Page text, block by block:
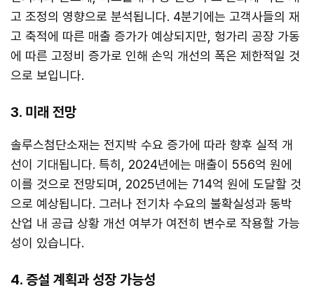
고 조정의 영향으로 분석됩니다. 4분기에는 고객사들의 재
고 축적에 따른 매출 증가가 예상되지만, 헝가리 공장 가동
에 따른 고정비 증가로 인해 손익 개선의 폭은 제한적일 것
으로 보입니다.
3. 미래 전망
솔루스첨단소재는 전지박 수요 증가에 따라 향후 실적 개
선이 기대됩니다. 특히, 2024년에는 매출이 556억 원에
이를 것으로 전망되며, 2025년에는 714억 원에 도달할 것
으로 예상됩니다. 그러나 전기차 수요의 불확실성과 동박
산업 내 공급 상황 개선 여부가 여전히 변수로 작용할 가능
성이 있습니다.
4. 증설 계획과 성장 가능성